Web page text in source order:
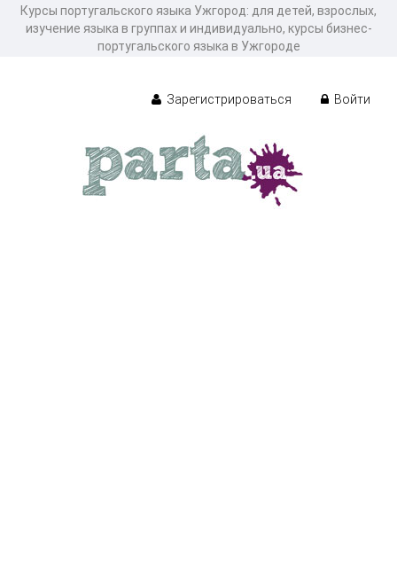
Курсы португальского языка Ужгород: для детей, взрослых,
изучение языка в группах и индивидуально, курсы бизнес-
португальского языка в Ужгороде
Зарегистрироваться Войти